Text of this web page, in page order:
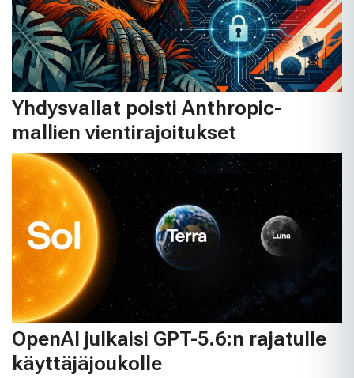
Yhdysvallat poisti Anthropic-
mallien vientirajoitukset
OpenAI julkaisi GPT-5.6:n rajatulle
käyttäjäjoukolle